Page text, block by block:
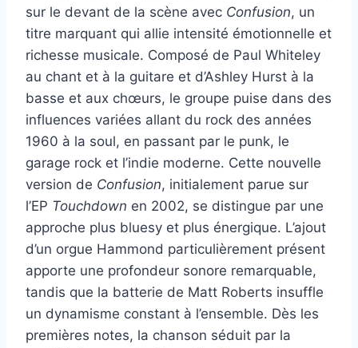
sur le devant de la scène avec Confusion, un
titre marquant qui allie intensité émotionnelle et
richesse musicale. Composé de Paul Whiteley
au chant et à la guitare et d’Ashley Hurst à la
basse et aux chœurs, le groupe puise dans des
influences variées allant du rock des années
1960 à la soul, en passant par le punk, le
garage rock et l’indie moderne. Cette nouvelle
version de Confusion, initialement parue sur
l’EP Touchdown en 2002, se distingue par une
approche plus bluesy et plus énergique. L’ajout
d’un orgue Hammond particulièrement présent
apporte une profondeur sonore remarquable,
tandis que la batterie de Matt Roberts insuffle
un dynamisme constant à l’ensemble. Dès les
premières notes, la chanson séduit par la